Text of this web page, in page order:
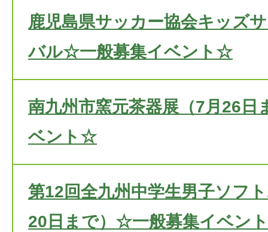
鹿児島県サッカー協会キッズ
バル☆一般募集イベント☆
南九州市窯元茶器展（7月26
ベント☆
第12回全九州中学生男子ソフ
20日まで）☆一般募集イベン